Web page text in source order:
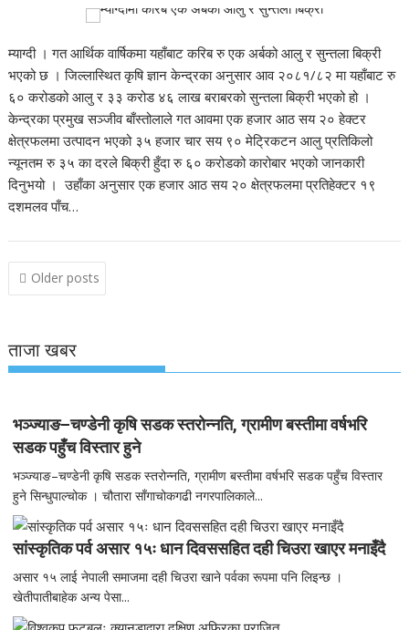
म्याग्दी । गत आर्थिक वार्षिकमा यहाँबाट करिब रु एक अर्बको आलु र सुन्तला बिक्री
भएको छ । जिल्लास्थित कृषि ज्ञान केन्द्रका अनुसार आव २०८१/८२ मा यहाँबाट रु
६० करोडको आलु र ३३ करोड ४६ लाख बराबरको सुन्तला बिक्री भएको हो ।
केन्द्रका प्रमुख सञ्जीव बाँस्तोलाले गत आवमा एक हजार आठ सय २० हेक्टर
क्षेत्रफलमा उत्पादन भएको ३५ हजार चार सय ९० मेट्रिकटन आलु प्रतिकिलो
न्यूनतम रु ३५ का दरले बिक्री हुँदा रु ६० करोडको कारोबार भएको जानकारी
दिनुभयो । उहाँका अनुसार एक हजार आठ सय २० क्षेत्रफलमा प्रतिहेक्टर १९
दशमलव पाँच…
Posts
Older posts
ताजा खबर
भञ्ज्याङ–चण्डेनी कृषि सडक स्तरोन्नति, ग्रामीण बस्तीमा वर्षभरि
सडक पहुँच विस्तार हुने
भञ्ज्याङ–चण्डेनी कृषि सडक स्तरोन्नति, ग्रामीण बस्तीमा वर्षभरि सडक पहुँच विस्तार
हुने सिन्धुपाल्चोक । चौतारा साँगाचोकगढी नगरपालिकाले...
सांस्कृतिक पर्व असार १५ः धान दिवससहित दही चिउरा खाएर मनाइँदै
असार १५ लाई नेपाली समाजमा दही चिउरा खाने पर्वका रूपमा पनि लिइन्छ ।
खेतीपातीबाहेक अन्य पेसा...